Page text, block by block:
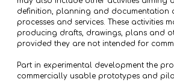
definition, planning and documentation
processes and services. These activities
producing drafts, drawings, plans and
provided they are not intended for
Part in experimental development the
commercially usable prototypes and